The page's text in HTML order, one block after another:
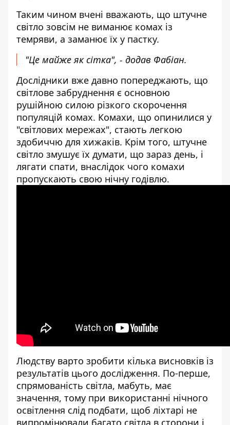
Таким чином вчені вважають, що штучне
світло зовсім не виманює комах із
темряви, а заманює їх у пастку.
"Це майже як сітка", - додав Фабіан.
Дослідники вже давно попереджають, що
світлове забруднення є основною
рушійною силою різкого скорочення
популяцій комах. Комахи, що опинилися у
"світлових мережах", стають легкою
здобиччю для хижаків. Крім того, штучне
світло змушує їх думати, що зараз день, і
лягати спати, внаслідок чого комахи
пропускають свою нічну годівлю.
Людству варто зробити кілька висновків із
результатів цього дослідження. По-перше,
спрямованість світла, мабуть, має
значення, тому при використанні нічного
освітлення слід подбати, щоб ліхтарі не
випромінювали багато світла в сторони і